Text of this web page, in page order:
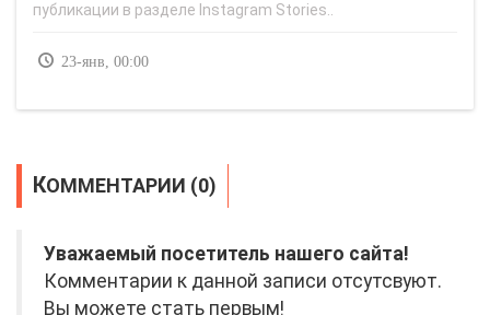
публикации в разделе Instagram Stories..
23-янв, 00:00
КОММЕНТАРИИ (0)
Уважаемый посетитель нашего сайта!
Комментарии к данной записи отсутсвуют.
Вы можете стать первым!